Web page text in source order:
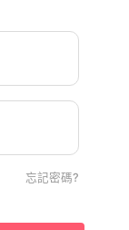
忘記密碼?